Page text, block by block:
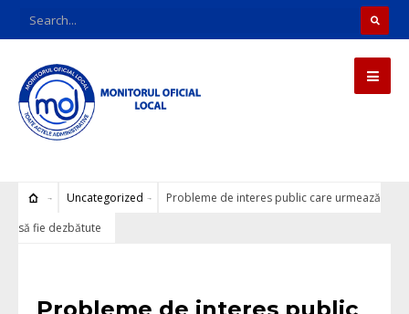
Uncategorized
Probleme de interes public care urmează
să fie dezbătute